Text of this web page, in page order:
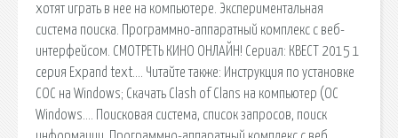
хотят играть в нее на компьютере. Экспериментальная
система поиска. Программно-аппаратный комплекс с веб-
интерфейсом. СМОТРЕТЬ КИНО ОНЛАЙН! Сериал: КВЕСТ 2015 1
серия Expand text…. Читайте также: Инструкция по установке
COC на Windows; Скачать Clash of Clans на компьютер (ОС
Windows…. Поисковая сиcтема, список запросов, поиск